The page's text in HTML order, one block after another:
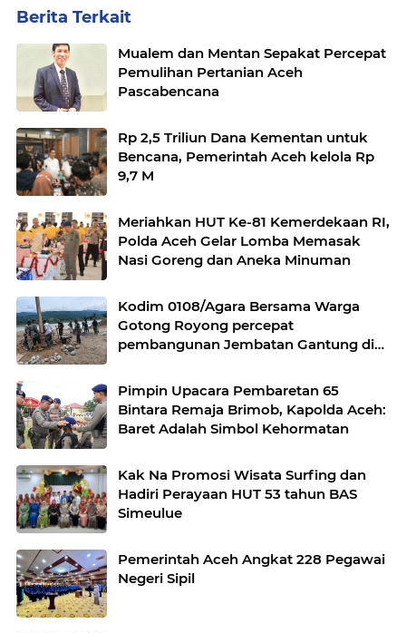
Berita Terkait
Mualem dan Mentan Sepakat Percepat
Pemulihan Pertanian Aceh
Pascabencana
Rp 2,5 Triliun Dana Kementan untuk
Bencana, Pemerintah Aceh kelola Rp
9,7 M
Meriahkan HUT Ke-81 Kemerdekaan RI,
Polda Aceh Gelar Lomba Memasak
Nasi Goreng dan Aneka Minuman
Kodim 0108/Agara Bersama Warga
Gotong Royong percepat
pembangunan Jembatan Gantung di
Pimpin Upacara Pembaretan 65
Bintara Remaja Brimob, Kapolda Aceh:
Baret Adalah Simbol Kehormatan
Kak Na Promosi Wisata Surfing dan
Hadiri Perayaan HUT 53 tahun BAS
Simeulue
Pemerintah Aceh Angkat 228 Pegawai
Negeri Sipil